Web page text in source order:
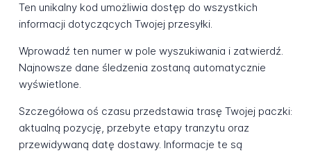
Ten unikalny kod umożliwia dostęp do wszystkich
informacji dotyczących Twojej przesyłki.
Wprowadź ten numer w pole wyszukiwania i zatwierdź.
Najnowsze dane śledzenia zostaną automatycznie
wyświetlone.
Szczegółowa oś czasu przedstawia trasę Twojej paczki:
aktualną pozycję, przebyte etapy tranzytu oraz
przewidywaną datę dostawy. Informacje te są